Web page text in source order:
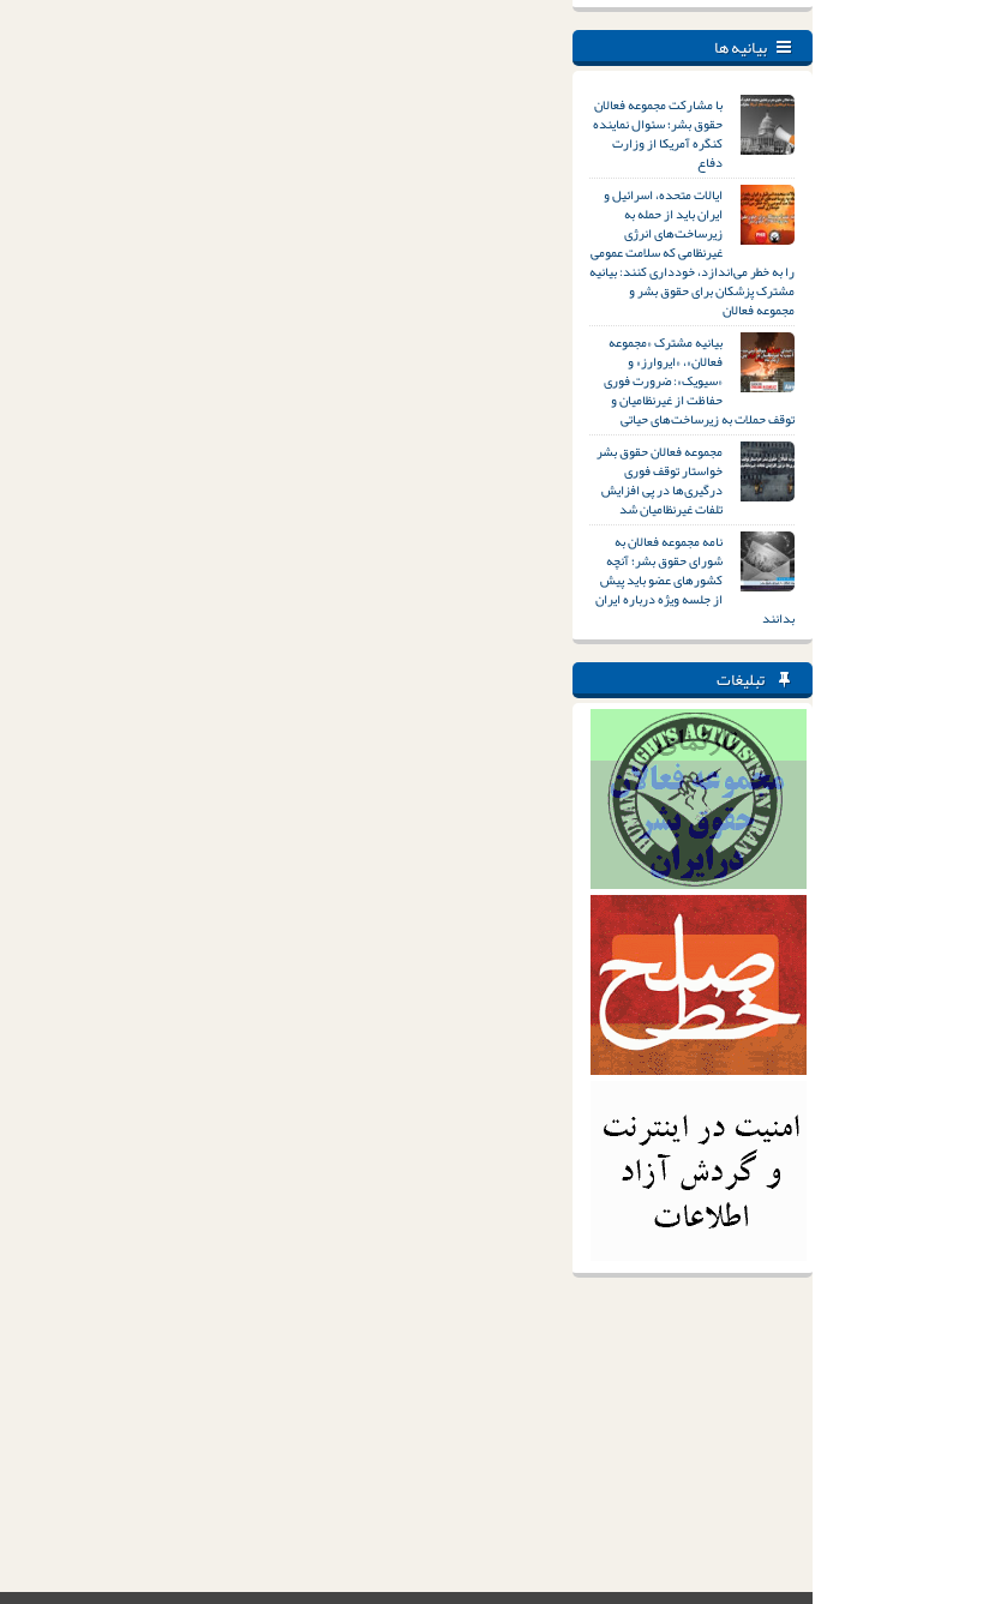
بیانیه ها
با مشارکت مجموعه فعالان
حقوق بشر؛ سئوال نماینده
کنگره آمریکا از وزارت
دفاع
ایالات متحده، اسرائیل و
ایران باید از حمله به
زیرساخت‌های انرژی
غیرنظامی که سلامت عمومی
را به خطر می‌اندازد، خودداری کنند: بیانیه
مشترک پزشکان برای حقوق بشر و
مجموعه فعالان
بیانیه مشترک «مجموعه
فعالان»، «ایروارز» و
«سیویک»: ضرورت فوری
حفاظت از غیرنظامیان و
توقف حملات به زیرساخت‌های حیاتی
مجموعه فعالان حقوق بشر
خواستار توقف فوری
درگیری‌ها در پی افزایش
تلفات غیرنظامیان شد
نامه مجموعه فعالان به
شورای حقوق بشر؛ آنچه
کشورهای عضو باید پیش
از جلسه ویژه درباره ایران
بدانند
تبلیغات